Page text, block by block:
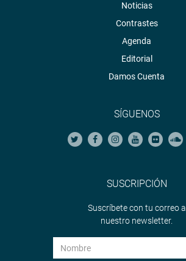
Noticias
Contrastes
Agenda
Editorial
Damos Cuenta
SÍGUENOS
SUSCRIPCIÓN
Suscríbete con tu correo a
nuestro newsletter.